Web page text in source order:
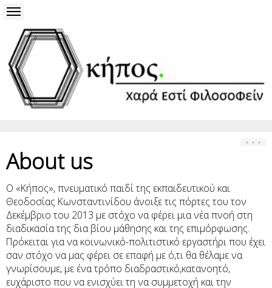
About us
O «Κήπος», πνευματικό παιδί της εκπαιδευτικού και
Θεοδοσίας Κωνσταντινίδου άνοιξε τις πόρτες του τον
Δεκέμβριο του 2013 με στόχο να φέρει μια νέα πνοή στη
διαδικασία της δια βίου μάθησης και της επιμόρφωσης.
Πρόκειται για να κοινωνικό-πολιτιστικό εργαστήρι που έχει
σαν στόχο να μας φέρει σε επαφή με ό,τι θα θέλαμε να
γνωρίσουμε, με ένα τρόπο διαδραστικό,κατανοητό,
ευχάριστο που να ενισχύει τη να συμμετοχή και την